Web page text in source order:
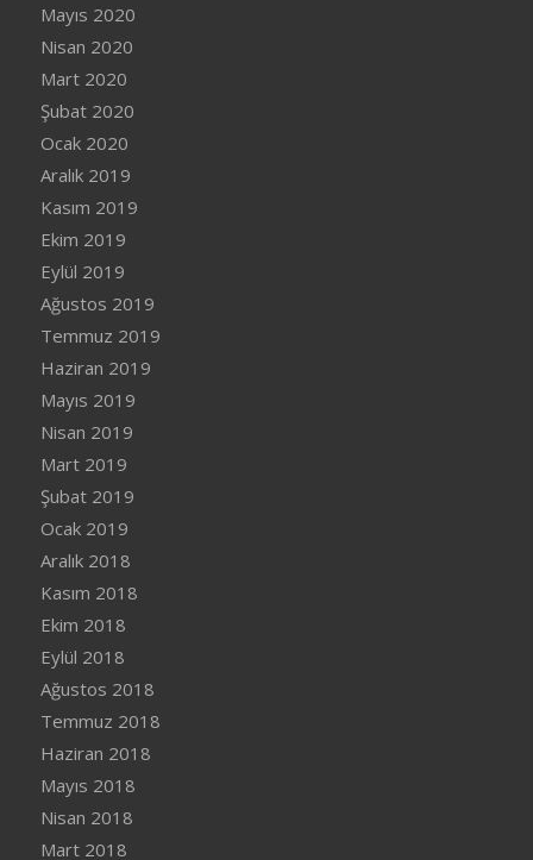
Mayıs 2020
Nisan 2020
Mart 2020
Şubat 2020
Ocak 2020
Aralık 2019
Kasım 2019
Ekim 2019
Eylül 2019
Ağustos 2019
Temmuz 2019
Haziran 2019
Mayıs 2019
Nisan 2019
Mart 2019
Şubat 2019
Ocak 2019
Aralık 2018
Kasım 2018
Ekim 2018
Eylül 2018
Ağustos 2018
Temmuz 2018
Haziran 2018
Mayıs 2018
Nisan 2018
Mart 2018